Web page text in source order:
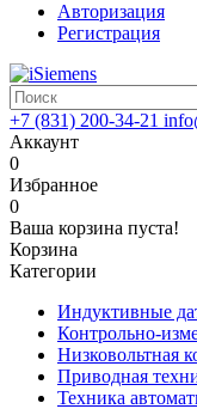
Авторизация
Регистрация
+7 (831) 200-34-21
Аккаунт
0
Избранное
0
Ваша корзина пуста!
Корзина
Категории
Индуктивные
Контрольно-
Низковольтная
Приводная
Техника